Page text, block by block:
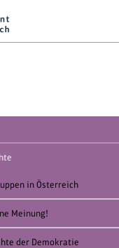
in Österreich
Meinung!
der Demokratie